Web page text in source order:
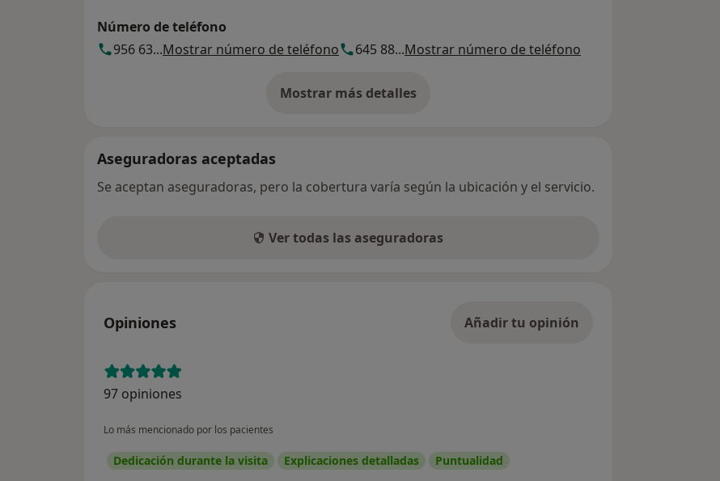
Número de teléfono
956 63...Mostrar número de teléfono 645 88...Mostrar número de teléfono
Mostrar más detalles
sobre la dirección
Aseguradoras aceptadas
Se aceptan aseguradoras, pero la cobertura varía según la ubicación y el servicio.
Ver todas las aseguradoras
Opiniones Añadir tu opinión
97 opiniones
Lo más mencionado por los pacientes
Dedicación durante la visita Explicaciones detalladas Puntualidad